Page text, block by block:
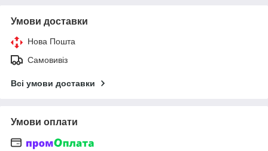
Умови доставки
Нова Пошта
Самовивіз
Всі умови доставки
Умови оплати